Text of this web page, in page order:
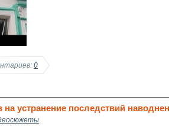
0
устранение последствий